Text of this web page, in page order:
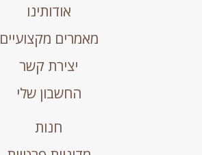
אודותינו
מאמרים מקצועיים
יצירת קשר
החשבון שלי
חנות